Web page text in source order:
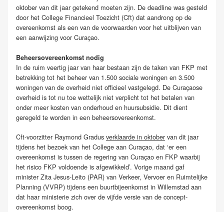
oktober van dit jaar getekend moeten zijn. De deadline was gesteld
door het College Financieel Toezicht (Cft) dat aandrong op de
overeenkomst als een van de voorwaarden voor het uitblijven van
een aanwijzing voor Curaçao.
Beheersovereenkomst nodig
In de ruim veertig jaar van haar bestaan zijn de taken van FKP met
betrekking tot het beheer van 1.500 sociale woningen en 3.500
woningen van de overheid niet officieel vastgelegd. De Curaçaose
overheid is tot nu toe wettelijk niet verplicht tot het betalen van
onder meer kosten van onderhoud en huursubsidie. Dit dient
geregeld te worden in een beheersovereenkomst.
Cft-voorzitter Raymond Gradus verklaarde in oktober van dit jaar
tijdens het bezoek van het College aan Curaçao, dat ‘er een
overeenkomst is tussen de regering van Curaçao en FKP waarbij
het risico FKP voldoende is afgewikkeld’. Vorige maand gaf
minister Zita Jesus-Leito (PAR) van Verkeer, Vervoer en Ruimtelijke
Planning (VVRP) tijdens een buurtbijeenkomst in Willemstad aan
dat haar ministerie zich over de vijfde versie van de concept-
overeenkomst boog.